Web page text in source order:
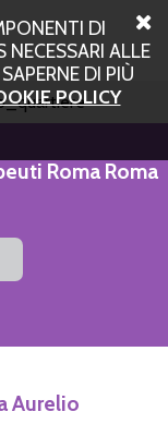
DI
ALLE
DI PIÙ
POLICY
Roma Roma
Aurelio